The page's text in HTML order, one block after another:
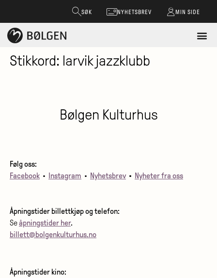
SØK NYHETSBREV MIN SIDE
Stikkord: larvik jazzklubb
Bølgen Kulturhus
Følg oss:
Facebook • Instagram • Nyhetsbrev• Nyheter fra oss
Åpningstider billettkjøp og telefon:
Seåpningstider her.
billett@bolgenkulturhus.no
Åpningstider kino: